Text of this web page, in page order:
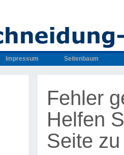
Impressum Seitenbaum
Fehler
Helfen
Seite